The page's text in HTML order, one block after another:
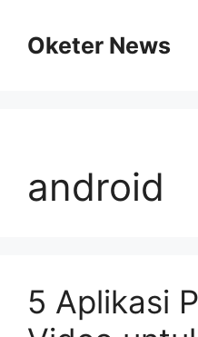
contentOketer News
android
5 Aplikasi